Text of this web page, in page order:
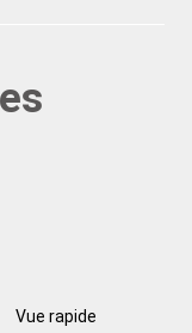
Vue rapide